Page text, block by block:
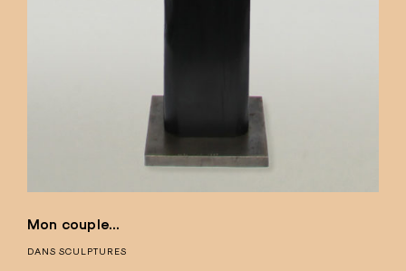
Mon couple…
DANS SCULPTURES